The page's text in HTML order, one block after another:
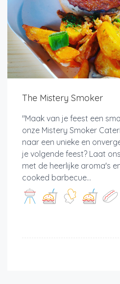
The Mistery Smoker
"Maak van je feest een
onze Mistery Smoker
naar een unieke en
je volgende feest? Laat
met de heerlijke aroma's
cooked barbecue...